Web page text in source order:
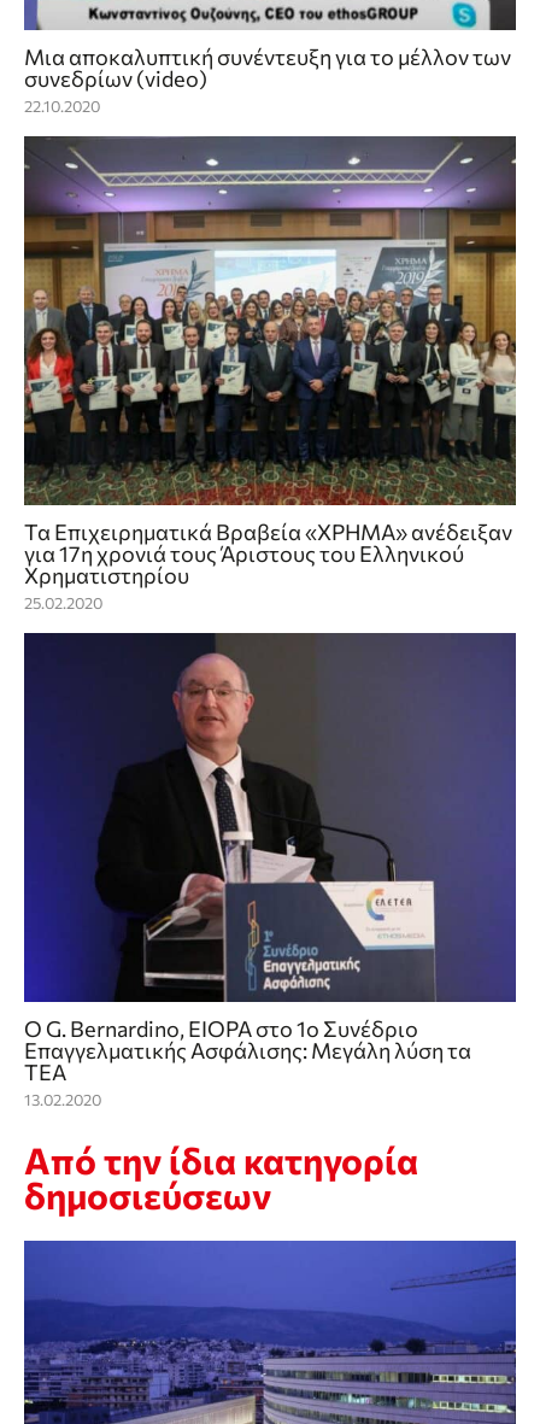
Μια αποκαλυπτική συνέντευξη για το μέλλον των
συνεδρίων (video)
22.10.2020
Τα Επιχειρηματικά Βραβεία «ΧΡΗΜΑ» ανέδειξαν
για 17η χρονιά τους Άριστους του Ελληνικού
Χρηματιστηρίου
25.02.2020
O G. Bernardino, EIOPA στο 1ο Συνέδριο
Επαγγελματικής Ασφάλισης: Μεγάλη λύση τα
ΤΕΑ
13.02.2020
Από την ίδια κατηγορία
δημοσιεύσεων